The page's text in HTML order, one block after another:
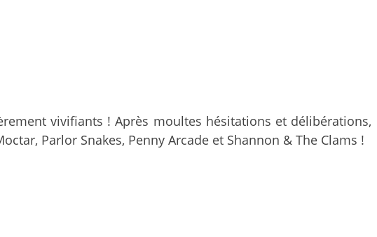
vivifiants ! Après moultes hésitations et délibérations,
Parlor Snakes, Penny Arcade et Shannon & The Clams !